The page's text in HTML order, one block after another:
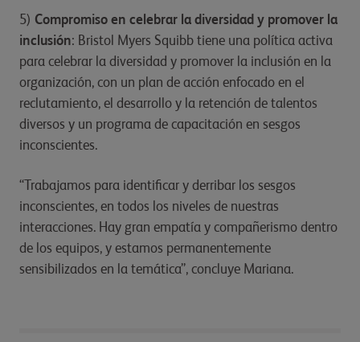
5) Compromiso en celebrar la diversidad y promover la
inclusión: Bristol Myers Squibb tiene una política activa
para celebrar la diversidad y promover la inclusión en la
organización, con un plan de acción enfocado en el
reclutamiento, el desarrollo y la retención de talentos
diversos y un programa de capacitación en sesgos
inconscientes.
“Trabajamos para identificar y derribar los sesgos
inconscientes, en todos los niveles de nuestras
interacciones. Hay gran empatía y compañerismo dentro
de los equipos, y estamos permanentemente
sensibilizados en la temática”, concluye Mariana.